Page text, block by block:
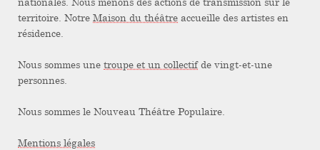
territoire. Notre Maison du théâtre accueille des artistes en
résidence.
Nous sommes une troupe et un collectifde vingt-et-une
personnes.
Nous sommes le Nouveau Théâtre Populaire.
Mentions légales